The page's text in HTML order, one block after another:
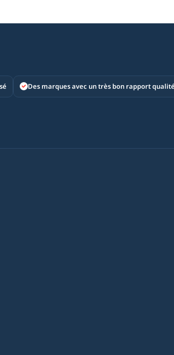
Des marques avec un très bon rapport